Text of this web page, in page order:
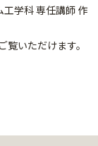
学科 専任講師 作
覧いただけます。